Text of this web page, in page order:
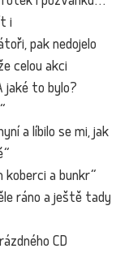
i
pak nedojelo
celou akci
jaké to bylo?
a líbilo se mi, jak
koberci a bunkr“
ráno a ještě tady
CD